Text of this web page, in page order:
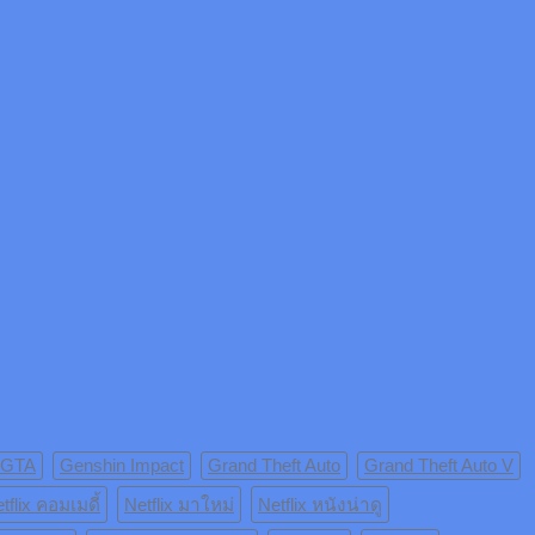
Genshin Impact Grand Theft Auto
Grand Theft Auto V
คอมเมดี้
Netflix มาใหม่ Netflix หนังน่าดู